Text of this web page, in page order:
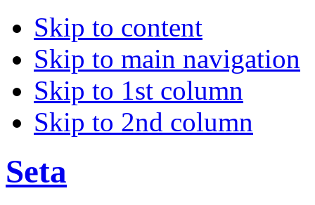
Skip to content
Skip to main navigation
Skip to 1st column
Skip to 2nd column
Seta